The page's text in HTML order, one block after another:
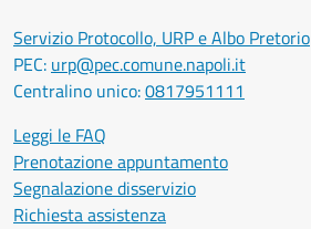
Servizio Protocollo, URP e Albo Pretorio
PEC: urp@pec.comune.napoli.it
Centralino unico:0817951111
Leggi le FAQ
Prenotazione appuntamento
Segnalazione disservizio
Richiesta assistenza